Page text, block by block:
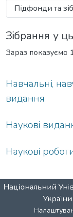
Зібрання у
Зараз показуємо
Навчальні,
видання
Наукові
Наукові
Національний
України